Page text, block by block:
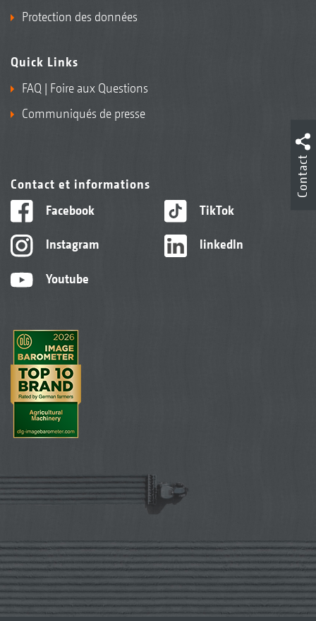
Protection des données
Quick Links
FAQ | Foire aux Questions
Communiqués de presse
Contact et informations
Facebook
Instagram
Youtube
TikTok
linkedIn
Contact